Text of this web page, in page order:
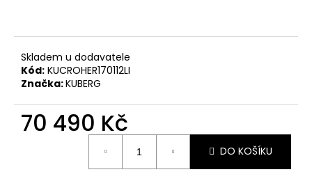
Skladem u dodavatele
Kód: KUCROHER170112LI
Značka:KUBERG
70 490 Kč
DO KOŠÍKU
j
e
m
e
TC
MAX